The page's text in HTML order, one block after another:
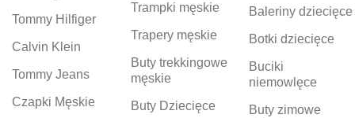
Tommy Hilfiger
Calvin Klein
Tommy Jeans
Czapki Męskie
Trampki męskie
Trapery męskie
Buty trekkingowe
męskie
Buty Dziecięce
Baleriny dziecięce
Botki dziecięce
Buciki
niemowlęce
Buty zimowe